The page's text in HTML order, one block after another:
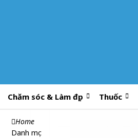
Chăm sóc & Làm đẹp Thuốc
Home
Danh mục